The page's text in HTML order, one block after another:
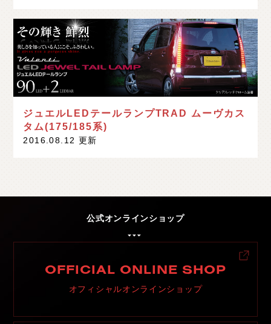
ジュエルLEDテールランプTRAD ムーヴカス
タム(175/185系)
2016.08.12 更新
公式オンラインショップ
OFFICIAL ONLINE SHOP
オフィシャルオンラインショップ